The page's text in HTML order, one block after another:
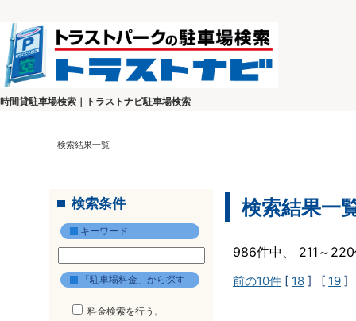
時間貸駐車場検索｜トラストナビ駐車場検索
検索結果一覧
検索条件
キーワード
「駐車場料金」から探す
料金検索を行う。
検索結果一
986件中、 211～
前の10件 [ 18 ] [ 19 ]